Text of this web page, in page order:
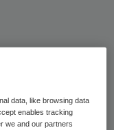
In
data, like browsing data
enables tracking
we and our partners